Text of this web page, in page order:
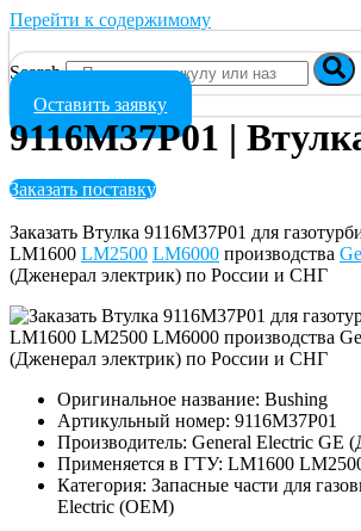
Перейти к содержимому
Search
Оставить заявку
9116M37P01 |
Заказать поставку
Заказать Втулка 9116M37P01 для
LM1600 LM2500 LM6000 производства
(Дженерал электрик) по России и СНГ
Оригинальное название: Bushing
Артикульный номер: 9116M37P01
Производитель: General Electric GE
Применяется в ГТУ: LM1600
Категория: Запасные части для
Electric (OEM)